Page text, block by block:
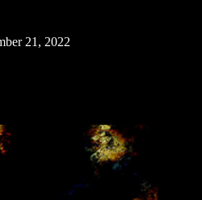
21, 2022